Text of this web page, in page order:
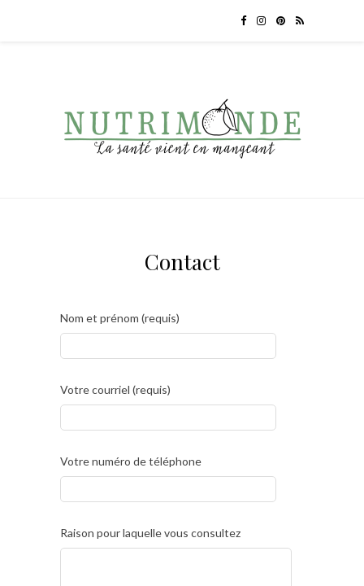
Contact
Nom et prénom (requis)
Votre courriel (requis)
Votre numéro de téléphone
Raison pour laquelle vous consultez